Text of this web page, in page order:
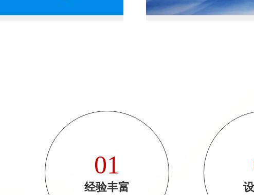
客户进步需求，以高效率、优价格，提供安全的产品
务。客户可以直接在此，查看公司的样本，更方便快
诚挚地感谢新老客
到公司来叙旧话新
01
经验丰富